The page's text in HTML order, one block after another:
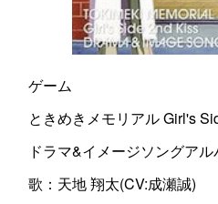
ゲーム
ときめきメモリアル Girl's
ドラマ&イメージソングア
歌：天地 翔太(CV:成瀬誠)